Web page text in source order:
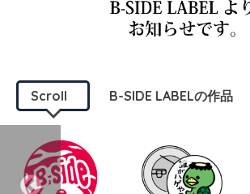
Scroll B-SIDE LABELの作品